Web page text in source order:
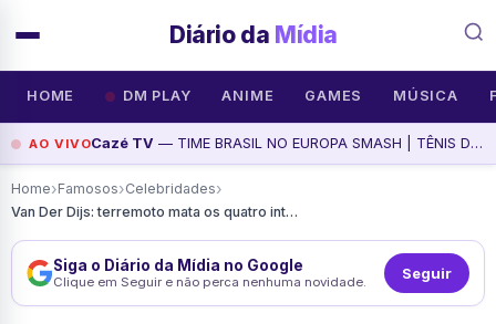
Diário da Mídia
HOME DM PLAY ANIME GAMES MÚSICA
AO VIVOCazé TV — TIME BRASIL NO EUROPA SMASH | TÊNIS DE MESA, assista agora
Home›Famosos›Celebridades›
Van Der Dijs: terremoto mata os quatro integrantes da banda
Siga o Diário da Mídia no Google
Clique em Seguir e não perca nenhuma novidade. Seguir